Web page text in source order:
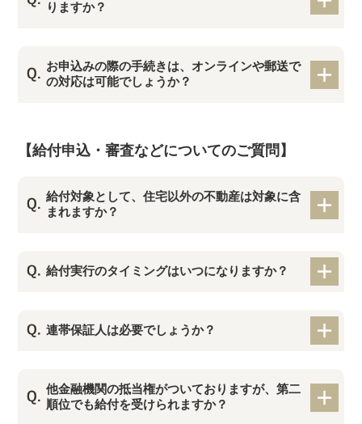
りますか？
お申込みの際の手続きは、オンラインや郵送で
の対応は可能でしょうか？
【給付申込・審査などについてのご質問】
給付対象として、住宅以外の不動産は対象に含
まれますか？
給付実行のタイミングはいつになりますか？
連帯保証人は必要でしょうか？
他金融機関の抵当権がついておりますが、第二
順位でも給付を受けられますか？